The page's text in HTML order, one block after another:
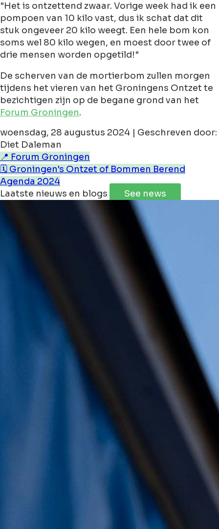
"Het is ontzettend zwaar. Vorige week had ik een
pompoen van 10 kilo vast, dus ik schat dat dit
stuk ongeveer 20 kilo weegt. Een hele bom kon
soms wel 80 kilo wegen, en moest door twee of
drie mensen worden opgetild!"
De scherven van de mortierbom zullen morgen
tijdens het vieren van het Groningens Ontzet te
bezichtigen zijn op de begane grond van het
Forum Groningen.
woensdag, 28 augustus 2024 | Geschreven door:
Diet Daleman
📍 Forum Groningen
🗓️ Groningen's Ontzet of Bommen Berend
Agenda 2024
Laatste nieuws en blogs
See news